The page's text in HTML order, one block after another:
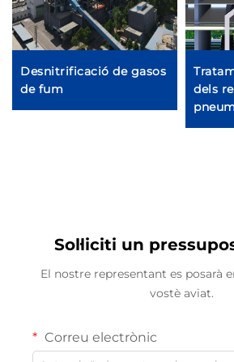
Desnitrificació de gasos
de fum
dels
Sol·liciti un
El nostre representant es posarà
vostè aviat.
Correu electrònic